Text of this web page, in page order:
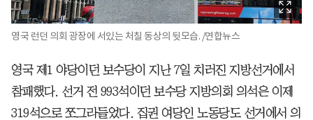
영국 런던 의회 광장에 서있는 처칠 동상의 뒷모습. /연합뉴스
영국 제1 야당이던 보수당이 지난 7일 치러진 지방선거에서
참패했다. 선거 전 993석이던 보수당 지방의회 의석은 이제
319석으로 쪼그라들었다. 집권 여당인 노동당도 선거에서 의